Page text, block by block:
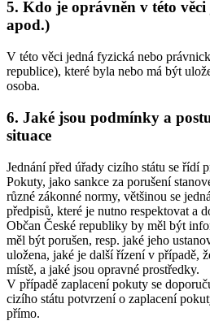
5. Kdo je oprávněn v této
apod.)
V této věci jedná fyzická nebo
republice), které byla nebo má být
osoba.
6. Jaké jsou podmínky a
situace
Jednání před úřady cizího státu se řídí
Pokuty, jako sankce za porušení
různé zákonné normy, většinou se
předpisů, které je nutno respektovat a
Občan České republiky by měl být
měl být porušen, resp. jaké jeho
uložena, jaké je další řízení v případě,
místě, a jaké jsou opravné prostředky.
V případě zaplacení pokuty se
cizího státu potvrzení o zaplacení
přímo.